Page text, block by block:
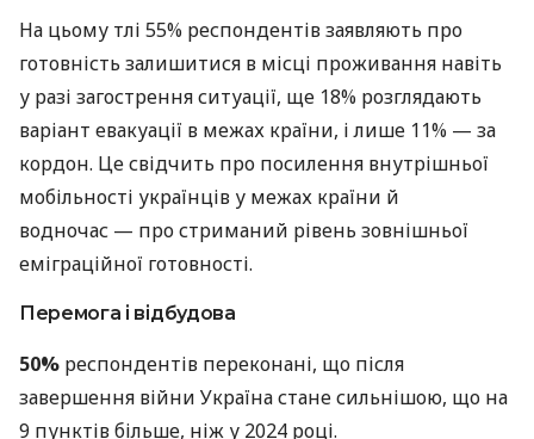
На цьому тлі 55% респондентів заявляють про
готовність залишитися в місці проживання навіть
у разі загострення ситуації, ще 18% розглядають
варіант евакуації в межах країни, і лише 11% — за
кордон. Це свідчить про посилення внутрішньої
мобільності українців у межах країни й
водночас — про стриманий рівень зовнішньої
еміграційної готовності.
Перемога і відбудова
50% респондентів переконані, що після
завершення війни Україна стане сильнішою, що на
9 пунктів більше, ніж у 2024 році.